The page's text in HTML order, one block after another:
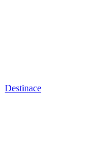
Destinace